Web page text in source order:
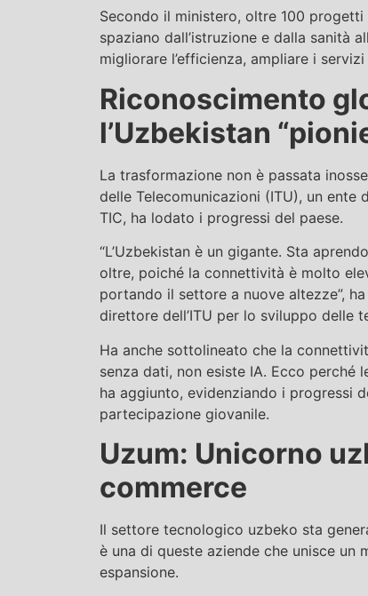
Secondo il ministero, oltre 100
spaziano dall’istruzione e dalla sanità
migliorare l’efficienza, ampliare i
Riconoscimento
l’Uzbekistan
La trasformazione non è passata
delle Telecomunicazioni (ITU), un
TIC, ha lodato i progressi del paese.
“L’Uzbekistan è un gigante. Sta
oltre, poiché la connettività è molto
portando il settore a nuove altezze”,
direttore dell’ITU per lo sviluppo delle
Ha anche sottolineato che la
senza dati, non esiste IA. Ecco
ha aggiunto, evidenziando i progressi
partecipazione giovanile.
Uzum: Unicorno
commerce
Il settore tecnologico uzbeko sta
è una di queste aziende che unisce un
espansione.